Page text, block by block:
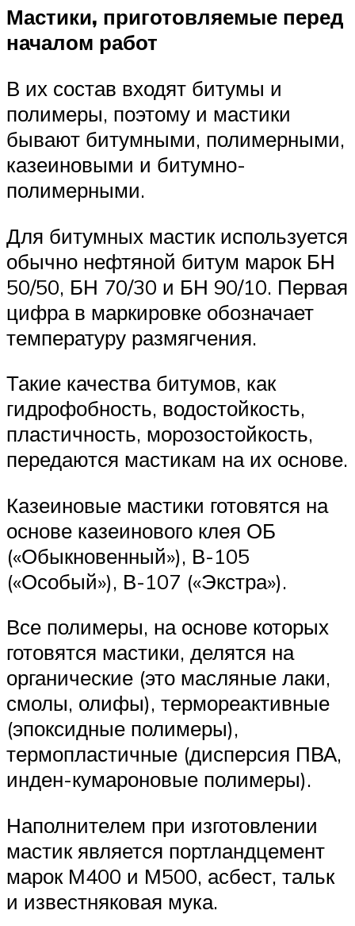
Мастики, приготовляемые перед
началом работ
В их состав входят битумы и
полимеры, поэтому и мастики
бывают битумными, полимерными,
казеиновыми и битумно-
полимерными.
Для битумных мастик используется
обычно нефтяной битум марок БН
50/50, БН 70/30 и БН 90/10. Первая
цифра в маркировке обозначает
температуру размягчения.
Такие качества битумов, как
гидрофобность, водостойкость,
пластичность, морозостойкость,
передаются мастикам на их основе.
Казеиновые мастики готовятся на
основе казеинового клея ОБ
(«Обыкновенный»), В-105
(«Особый»), В-107 («Экстра»).
Все полимеры, на основе которых
готовятся мастики, делятся на
органические (это масляные лаки,
смолы, олифы), термореактивные
(эпоксидные полимеры),
термопластичные (дисперсия ПВА,
инден-кумароновые полимеры).
Наполнителем при изготовлении
мастик является портландцемент
марок М400 и М500, асбест, тальк
и известняковая мука.